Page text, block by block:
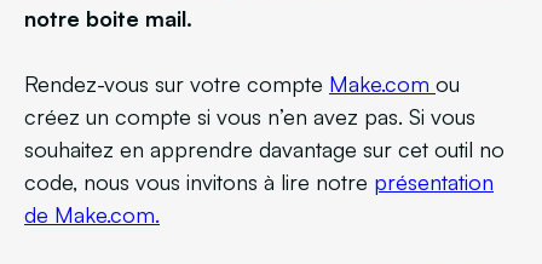
notre boite mail.
Rendez-vous sur votre compte Make.com ou
créez un compte si vous n’en avez pas. Si vous
souhaitez en apprendre davantage sur cet outil no
code, nous vous invitons à lire notre présentation
de Make.com.